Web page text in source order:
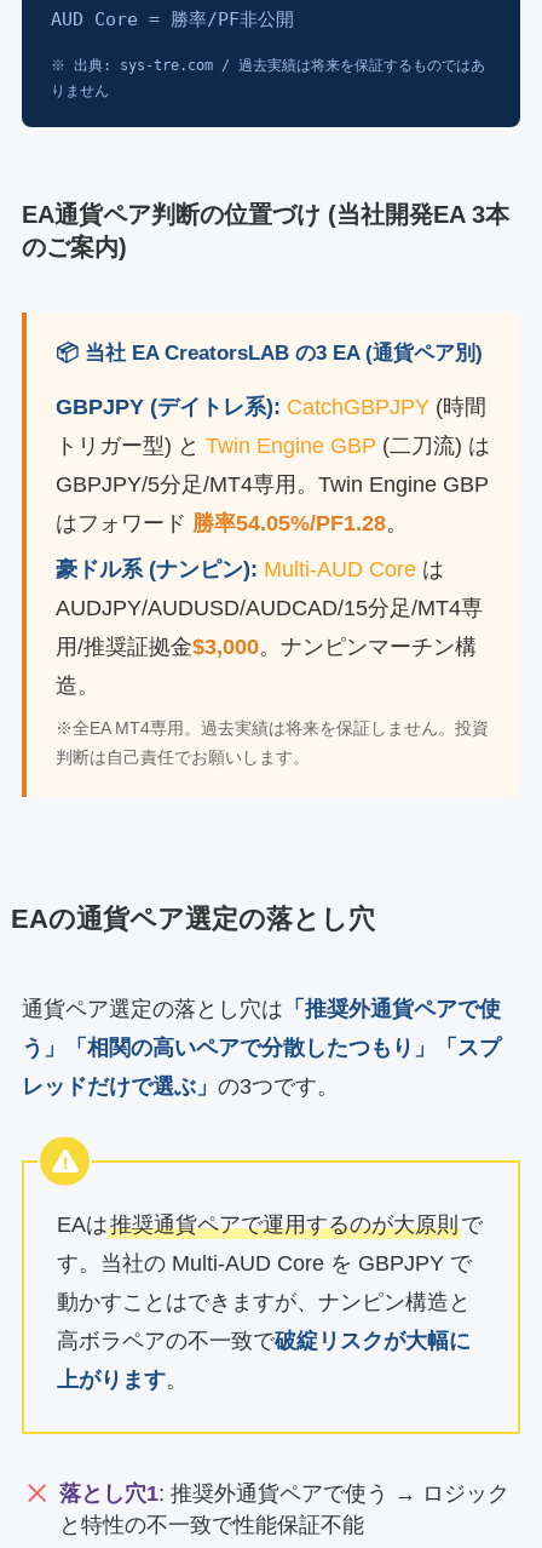
AUD Core = 勝率/PF非公開
※ 出典: sys-tre.com / 過去実績は将来を保証するものではあ
りません
EA通貨ペア判断の位置づけ (当社開発EA 3本
のご案内)
📦 当社 EA CreatorsLAB の3 EA (通貨ペア別)
GBPJPY (デイトレ系): CatchGBPJPY (時間
トリガー型) とTwin Engine GBP (二刀流) は
GBPJPY/5分足/MT4専用。Twin Engine GBP
はフォワード 勝率54.05%/PF1.28。
豪ドル系 (ナンピン): Multi-AUD Core は
AUDJPY/AUDUSD/AUDCAD/15分足/MT4専
用/推奨証拠金$3,000。ナンピンマーチン構
造。
※全EA MT4専用。過去実績は将来を保証しません。投資
判断は自己責任でお願いします。
EAの通貨ペア選定の落とし穴
通貨ペア選定の落とし穴は 「推奨外通貨ペアで使
う」「相関の高いペアで分散したつもり」「スプ
レッドだけで選ぶ」 の3つです。
EAは推奨通貨ペアで運用するのが大原則で
す。当社の Multi-AUD Core を GBPJPY で
動かすことはできますが、ナンピン構造と
高ボラペアの不一致で破綻リスクが大幅に
上がります。
落とし穴1: 推奨外通貨ペアで使う → ロジック
と特性の不一致で性能保証不能